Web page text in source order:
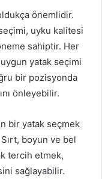
önemlidir.
uyku kalitesi
sahiptir. Her
yatak seçimi
bir pozisyonda
önleyebilir.
bir yatak seçmek
boyun ve bel
tercih etmek,
sağlayabilir.